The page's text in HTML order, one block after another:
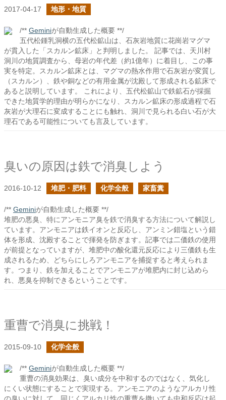
2017-04-17 地形・地質
/** Geminiが自動生成した概要 **/
五代松鍾乳洞横の五代松鉱山は、石灰岩地質に花崗岩マグマ
が貫入した「スカルン鉱床」と判明しました。 記事では、天川村
洞川の地質調査から、母岩の年代差（約1億年）に着目し、この事
実を特定。スカルン鉱床とは、マグマの熱水作用で石灰岩が変質し
（スカルン）、鉄や銅などの有用金属が沈殿して形成される鉱床で
あると説明しています。 これにより、五代松鉱山で鉄鉱石が採掘
できた地質学的理由が明らかになり、スカルン鉱床の形成過程で石
灰岩が大理石に変成することにも触れ、洞川で見られる白い石が大
理石である可能性についても言及しています。
臭いの原因は鉄で消臭しよう
2016-10-12 堆肥・肥料 化学全般 家畜糞
/** Geminiが自動生成した概要 **/
堆肥の悪臭、特にアンモニア臭を鉄で消臭する方法について解説し
ています。アンモニアは鉄イオンと反応し、アンミン錯塩という錯
体を形成、沈殿することで揮発を防ぎます。記事では二価鉄の使用
が前提となっていますが、堆肥中の酸化還元反応により三価鉄も生
成されるため、どちらにしろアンモニアを捕捉すると考えられま
す。つまり、鉄を加えることでアンモニアが堆肥内に封じ込めら
れ、悪臭を抑制できるということです。
重曹で消臭に挑戦！
2015-09-10 化学全般
/** Geminiが自動生成した概要 **/
重曹の消臭効果は、臭い成分を中和するのではなく、気化し
にくい状態にすることで実現する。アンモニアのようなアルカリ性